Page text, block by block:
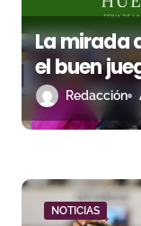
La mirada
el buen
arranque
Redacción
NOTICIAS